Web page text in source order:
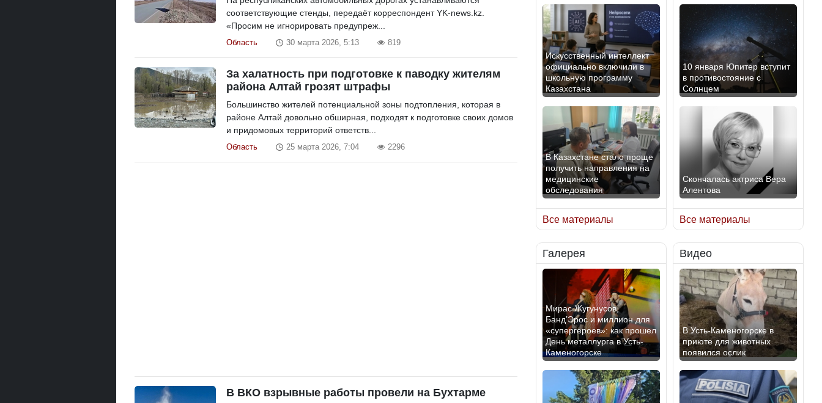
соответствующие стенды, передаёт корреспондент YK-news.kz.
«Просим не игнорировать предупреж...
Область 30 марта 2026, 5:13 819
За халатность при подготовке к паводку жителям
района Алтай грозят штрафы
Большинство жителей потенциальной зоны подтопления, которая в
районе Алтай довольно обширная, подходят к подготовке своих домов
и придомовых территорий ответств...
Область 25 марта 2026, 7:04 2296
В ВКО взрывные работы провели на Бухтарме
Искусственный интеллект
официально включили в
школьную программу
Казахстана
В Казахстане стало проще
получить направления на
медицинские
обследования
Қазақстан Орталық Азия
елдері арасында әл-ауқат
индексінде көш бастады
Казахстан возглавил
рейтинг благополучия
среди стран Центральной
Азии
Все материалы
10 января Юпитер вступит
в противостояние с
Солнцем
Скончалась актриса Вера
Алентова
В РФ вынесен заочный
приговор по уголовному
делу об убийстве Игоря
Талькова
В России введены
дополнительные
ограничения для
казахстанских прав
Все материалы
Галерея
Мирас Жугунусов,
Банд’Эрос и миллион для
«супергероев»: как прошел
День металлурга в Усть-
Каменогорске
Видео
В Усть-Каменогорске в
приюте для животных
появился ослик